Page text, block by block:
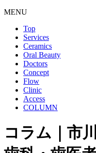
MENU
Top
Services
Ceramics
Oral Beauty
Doctors
Concept
Flow
Clinic
Access
COLUMN
コラム｜市